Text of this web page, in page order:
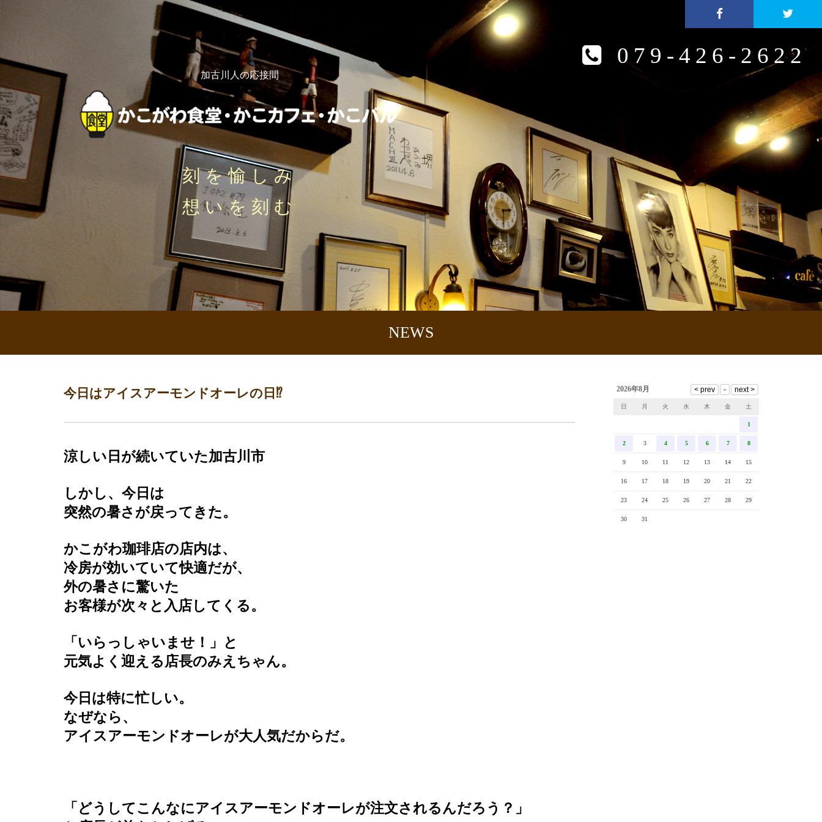
加古川人の応接間
刻を愉しみ
想いを刻む
079-426-2622
NEWS
今日はアイスアーモンドオーレの日⁉️
涼しい日が続いていた加古川市
しかし、今日は
突然の暑さが戻ってきた。
かこがわ珈琲店の店内は、
冷房が効いていて快適だが、
外の暑さに驚いた
お客様が次々と入店してくる。
「いらっしゃいませ！」と
元気よく迎える店長のみえちゃん。
今日は特に忙しい。
なぜなら、
アイスアーモンドオーレが大人気だからだ。
「どうしてこんなにアイスアーモンドオーレが注文されるんだろう？」
2026年8月
日 月 火 水 木 金 土
1
2 3 4 5 6 7 8
9 10 11 12 13 14 15
16 17 18 19 20 21 22
23 24 25 26 27 28 29
30 31